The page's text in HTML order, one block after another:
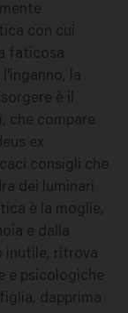
con cui
faticosa
la
è il
che compare
ex
consigli che
dei luminari
è la moglie,
e dalla
inutile, ritrova
e psicologiche
dapprima